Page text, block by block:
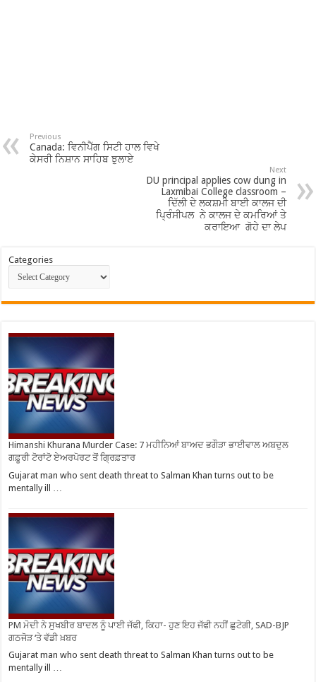
Previous
Canada: ਵਿਨੀਪੈੱਗ ਸਿਟੀ ਹਾਲ ਵਿਖੇ
ਕੇਸਰੀ ਨਿਸ਼ਾਨ ਸਾਹਿਬ ਝੁਲਾਏ
Next
DU principal applies cow dung in
Laxmibai College classroom –
ਦਿੱਲੀ ਦੇ ਲਕਸ਼ਮੀ ਬਾਈ ਕਾਲਜ ਦੀ
ਪ੍ਰਿੰਸੀਪਲ ਨੇ ਕਾਲਜ ਦੇ ਕਮਰਿਆਂ ਤੇ
ਕਰਾਇਆ ਗੋਹੇ ਦਾ ਲੇਪ
Categories
Himanshi Khurana Murder Case: 7 ਮਹੀਨਿਆਂ ਬਾਅਦ ਭਗੌੜਾ ਭਾਈਵਾਲ ਅਬਦੁਲ
ਗਫ਼ੂਰੀ ਟੋਰਾਂਟੋ ਏਅਰਪੋਰਟ ਤੋਂ ਗ੍ਰਿਫ਼ਤਾਰ
Gujarat man who sent death threat to Salman Khan turns out to be
mentally ill …
PM ਮੋਦੀ ਨੇ ਸੁਖਬੀਰ ਬਾਦਲ ਨੂੰ ਪਾਈ ਜੱਫੀ, ਕਿਹਾ- ਹੁਣ ਇਹ ਜੱਫੀ ਨਹੀਂ ਛੁਟੇਗੀ, SAD-BJP
ਗਠਜੋੜ ‘ਤੇ ਵੱਡੀ ਖ਼ਬਰ
Gujarat man who sent death threat to Salman Khan turns out to be
mentally ill …